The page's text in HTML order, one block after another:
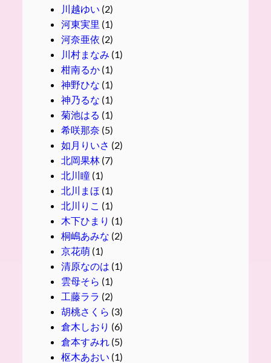
川越ゆい (2)
河東実里 (1)
河奈亜依 (2)
川村まなみ (1)
柑南るか(1)
神野ひな (1)
神乃るな (1)
菊池はる (1)
希咲那奈 (5)
如月りいさ (2)
北岡果林 (7)
北川瞳(1)
北川まほ (1)
北川りこ (1)
木下ひまり (1)
桐嶋あみな (2)
京花萌(1)
清原なのは (1)
雲母そら (1)
工藤ララ (2)
胡桃さくら (3)
倉木しおり (6)
倉本すみれ (5)
枢木あおい (1)